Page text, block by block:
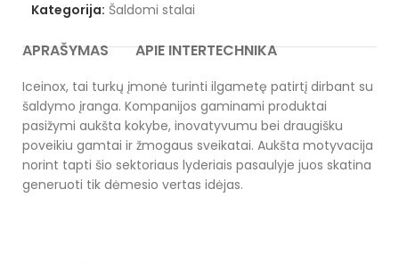
Kategorija: Šaldomi stalai
APRAŠYMAS APIE INTERTECHNIKA
Iceinox, tai turkų įmonė turinti ilgametę patirtį dirbant su
šaldymo įranga. Kompanijos gaminami produktai
pasižymi aukšta kokybe, inovatyvumu bei draugišku
poveikiu gamtai ir žmogaus sveikatai. Aukšta motyvacija
norint tapti šio sektoriaus lyderiais pasaulyje juos skatina
generuoti tik dėmesio vertas idėjas.